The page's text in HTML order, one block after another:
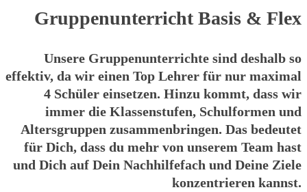
GruppenunterrichtBasis & Flex
Unsere Gruppenunterrichte sind deshalb so
effektiv, da wir einen Top Lehrer für nur maximal
4 Schüler einsetzen. Hinzu kommt, dass wir
immer die Klassenstufen, Schulformen und
Altersgruppen zusammenbringen. Das bedeutet
für Dich, dass du mehr von unserem Team hast
und Dich auf Dein Nachhilfefach und Deine Ziele
konzentrieren kannst.